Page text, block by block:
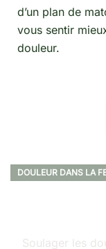
d’un plan de
vous sentir
douleur.
DOULEUR DANS LA
Soulager les